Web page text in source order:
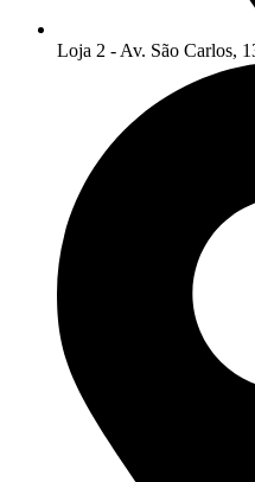
Loja 2 - Av. São Carlos,